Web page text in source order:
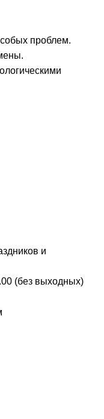
проблем.
и
(без выходных)